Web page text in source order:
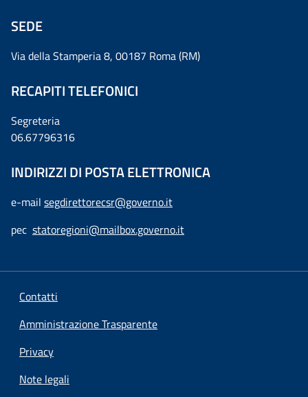
SEDE
Via della Stamperia 8, 00187 Roma (RM)
RECAPITI TELEFONICI
Segreteria
06.67796316
INDIRIZZI DI POSTA ELETTRONICA
e-mail segdirettorecsr@governo.it
pec statoregioni@mailbox.governo.it
Contatti
Amministrazione Trasparente
Privacy
Note legali